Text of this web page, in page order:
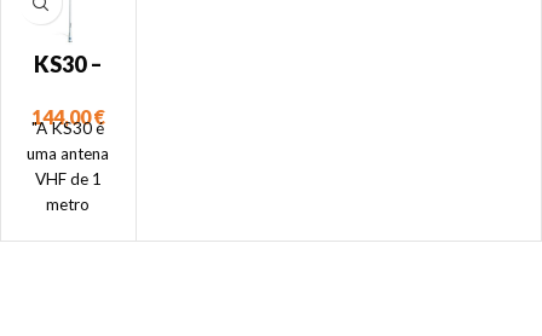
KS30 –
VHF
144,00€
"A KS30 é
uma antena
VHF de 1
metro